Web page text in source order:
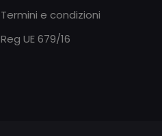
Termini e condizioni
Reg UE 679/16